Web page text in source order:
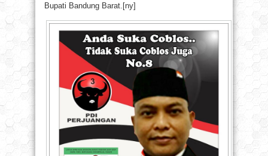
Bupati Bandung Barat.[ny]